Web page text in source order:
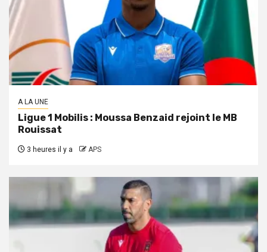
A LA UNE
Ligue 1 Mobilis : Moussa Benzaid rejoint le MB
Rouissat
3 heures il y a APS